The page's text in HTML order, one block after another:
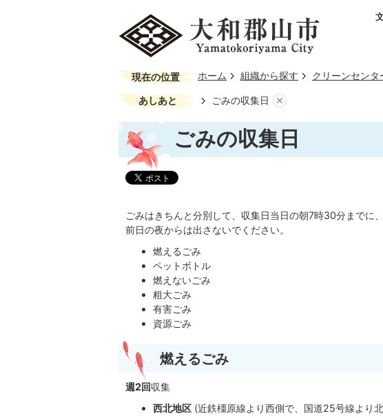
現在の位置 ホーム 組織から探す クリーンセンタ
あしあと ごみの収集日
ごみの収集日
ごみはきちんと分別して、収集日当日の朝7時30分までに
前日の夜からは出さないでください。
燃えるごみ
ペットボトル
燃えないごみ
粗大ごみ
有害ごみ
資源ごみ
燃えるごみ
週2回収集
西北地区 (近鉄橿原線より西側で、国道25号線より